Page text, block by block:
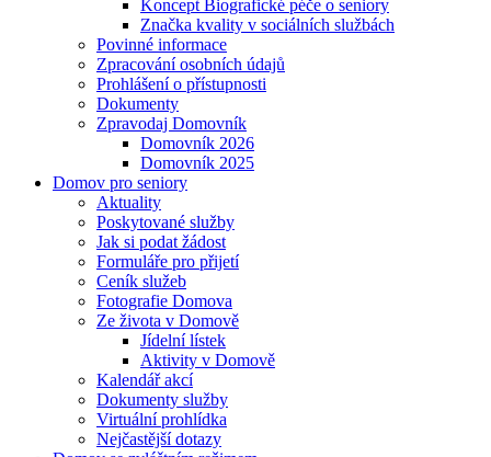
Koncept Biografické péče o seniory
Značka kvality v sociálních službách
Povinné informace
Zpracování osobních údajů
Prohlášení o přístupnosti
Dokumenty
Zpravodaj Domovník
Domovník 2026
Domovník 2025
Domov pro seniory
Aktuality
Poskytované služby
Jak si podat žádost
Formuláře pro přijetí
Ceník služeb
Fotografie Domova
Ze života v Domově
Jídelní lístek
Aktivity v Domově
Kalendář akcí
Dokumenty služby
Virtuální prohlídka
Nejčastější dotazy